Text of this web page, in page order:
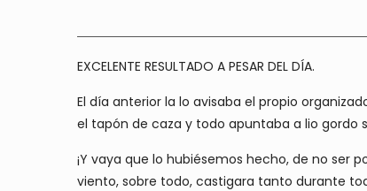
EXCELENTE RESULTADO A PESAR DEL DÍA.
El día anterior la lo avisaba el propio
el tapón de caza y todo apuntaba a lio gordo
¡Y vaya que lo hubiésemos hecho, de no ser
viento, sobre todo, castigara tanto durante